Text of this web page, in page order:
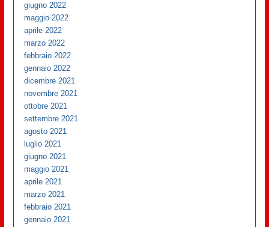
giugno 2022
maggio 2022
aprile 2022
marzo 2022
febbraio 2022
gennaio 2022
dicembre 2021
novembre 2021
ottobre 2021
settembre 2021
agosto 2021
luglio 2021
giugno 2021
maggio 2021
aprile 2021
marzo 2021
febbraio 2021
gennaio 2021